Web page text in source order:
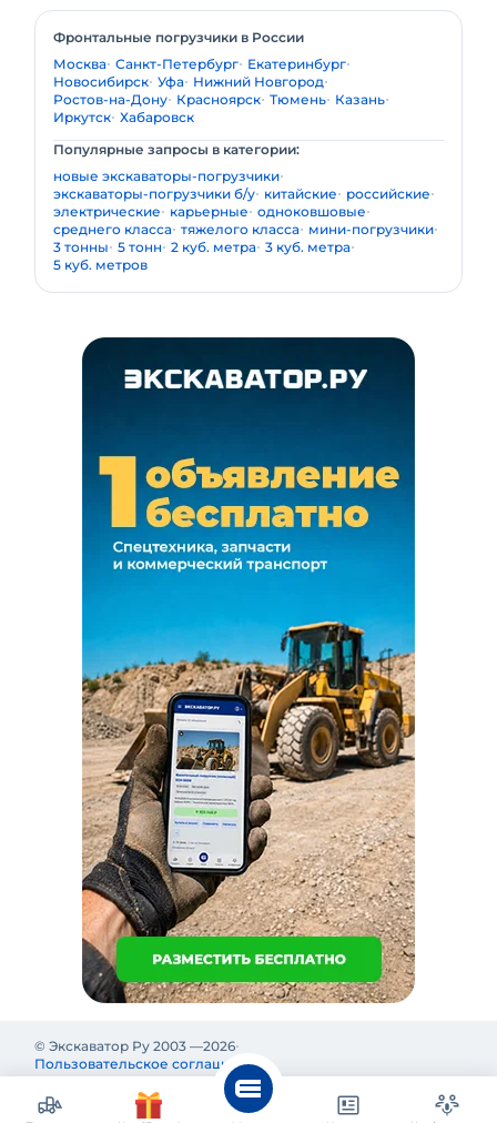
Фронтальные погрузчики в России
Москва Санкт-Петербург Екатеринбург
Новосибирск Уфа Нижний Новгород
Ростов-на-Дону Красноярск Тюмень Казань
Иркутск Хабаровск
Популярные запросы в категории:
новые экскаваторы-погрузчики
экскаваторы-погрузчики б/у китайские
российские
электрические
карьерные одноковшовые
среднего класса тяжелого класса мини-погрузчики
3 тонны 5 тонн 2 куб. метра 3 куб. метра
5 куб. метров
© Экскаватор Ру 2003 —2026
Пользовательское соглашение
Политика конфиденциальности Реклама на Экскаватор Ру
Реклама и информация на Экскаватор.Ру предназначены